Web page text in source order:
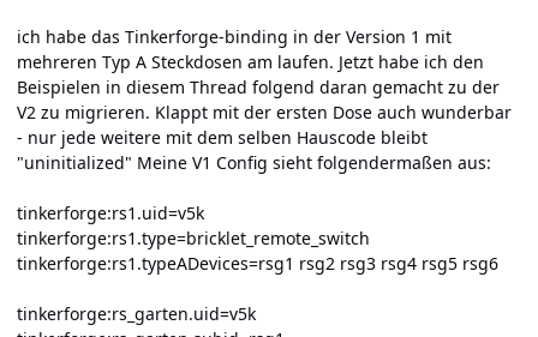
ich habe das Tinkerforge-binding in der Version 1 mit
mehreren Typ A Steckdosen am laufen. Jetzt habe ich den
Beispielen in diesem Thread folgend daran gemacht zu der
V2 zu migrieren. Klappt mit der ersten Dose auch wunderbar
- nur jede weitere mit dem selben Hauscode bleibt
"uninitialized" Meine V1 Config sieht folgendermaßen aus:
tinkerforge:rs1.uid=v5k
tinkerforge:rs1.type=bricklet_remote_switch
tinkerforge:rs1.typeADevices=rsg1 rsg2 rsg3 rsg4 rsg5 rsg6
tinkerforge:rs_garten.uid=v5k